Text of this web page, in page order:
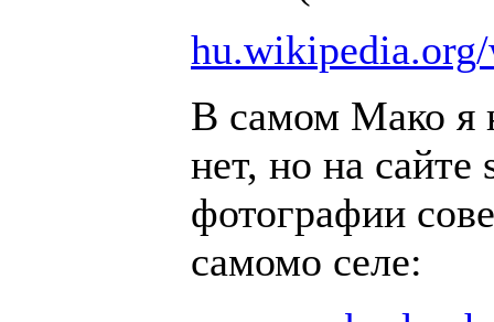
В самом Мако я
нет, но на
фотографии
самомо селе: